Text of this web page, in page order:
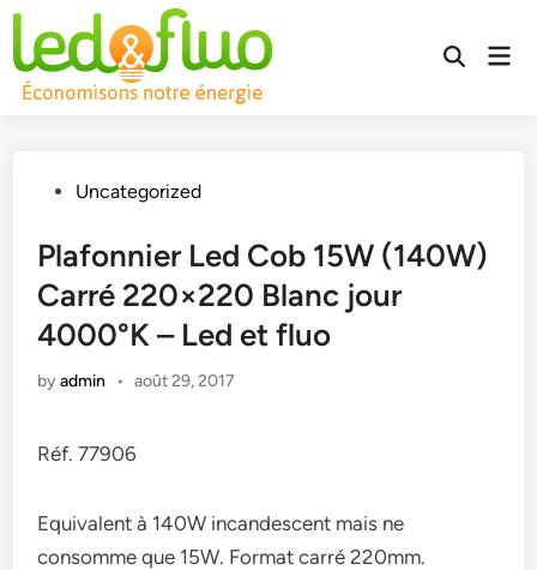
Skip
content
Open
PostedUncategorized
Plafonnier Led Cob 15W (140W)
Carré 220×220 Blanc jour
4000°K – Led et fluo
byadmin • août 29, 2017
Réf. 77906
Equivalent à 140W incandescent mais ne
consomme que 15W. Format carré 220mm.